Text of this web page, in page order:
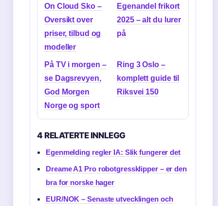
On Cloud Sko –
Oversikt over
priser, tilbud og
modeller
Egenandel frikort
2025 – alt du lurer
på
På TV i morgen –
se Dagsrevyen,
God Morgen
Norge og sport
Ring 3 Oslo –
komplett guide til
Riksvei 150
4 RELATERTE INNLEGG
Egenmelding regler IA: Slik fungerer det
Dreame A1 Pro robotgressklipper – er den
bra for norske hager
EUR/NOK – Senaste utvecklingen och